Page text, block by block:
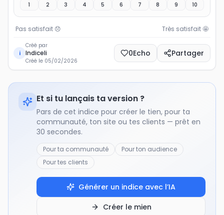
1 2 3 4 5 6 7 8 9 10
Pas satisfait 😞 Très satisfait🤩
i
Créé par
Indiceli
Créé le 05/02/2026
0Echo Partager
Et si tu lançais ta version ?
Pars de cet indice pour créer le tien, pour ta
communauté, ton site ou tes clients — prêt en
30 secondes.
Pour ta communauté
Pour ton audience
Pour tes clients
Générer un indice avec l’IA
Créer le mien